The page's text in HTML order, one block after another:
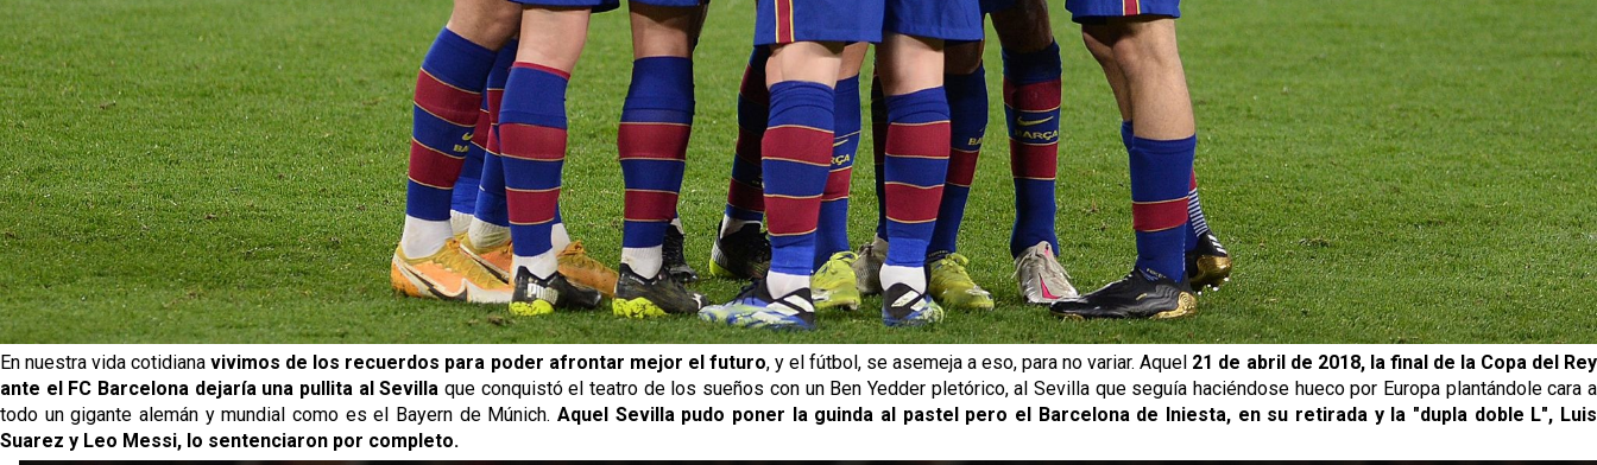
En nuestra vida cotidianavivimos de los recuerdos para poder afrontar mejor el futuro, y el fútbol, se asemeja a eso, para no variar. Aquel 21 de abril de 2018, la final de la Copa del Rey
ante el FC Barcelona dejaría una pullita al Sevilla que conquistó el teatro de los sueños con un Ben Yedder pletórico, al Sevilla que seguía haciéndose hueco por Europa plantándole cara a
todo un gigante alemán y mundial como es el Bayern de Múnich. Aquel Sevilla pudo poner la guinda al pastel pero el Barcelona de Iniesta, en su retirada y la "dupla doble L", Luis
Suarez y Leo Messi, lo sentenciaron por completo.